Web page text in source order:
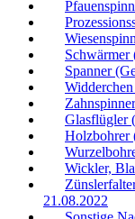
Schwärmer
Spanner
Glasflügler
Holzbohrer
Wickler,
21.08.2022